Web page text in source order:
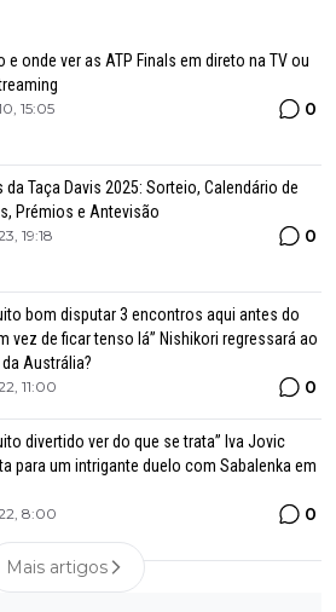
e onde ver as ATP Finals em direto na TV ou
15:05 0
da Taça Davis 2025: Sorteio, Calendário de
Prémios e Antevisão
19:18 0
bom disputar 3 encontros aqui antes do
vez de ficar tenso lá” Nishikori regressará ao
da Austrália?
11:00 0
divertido ver do que se trata” Iva Jovic
para um intrigante duelo com Sabalenka em
8:00 0
Mais artigos